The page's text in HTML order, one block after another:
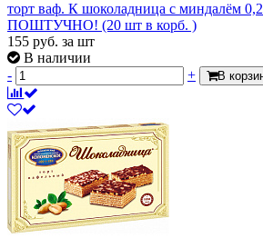
торт ваф. К шоколадница с миндалём
ПОШТУЧНО! (20 шт в корб. )
155 руб. за шт
В наличии
-
+ В